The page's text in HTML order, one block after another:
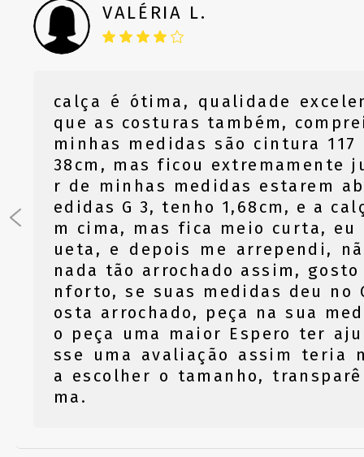
VALÉRIA L.
calça é ótima, qualidade
que as costuras também,
minhas medidas são cintura
38cm, mas ficou extremamente
r de minhas medidas estarem
edidas G 3, tenho 1,68cm, e a
m cima, mas fica meio curta,
ueta, e depois me arrependi,
nada tão arrochado assim,
nforto, se suas medidas deu no
osta arrochado, peça na sua
o peça uma maior Espero ter
sse uma avaliação assim teria
a escolher o tamanho,
ma.